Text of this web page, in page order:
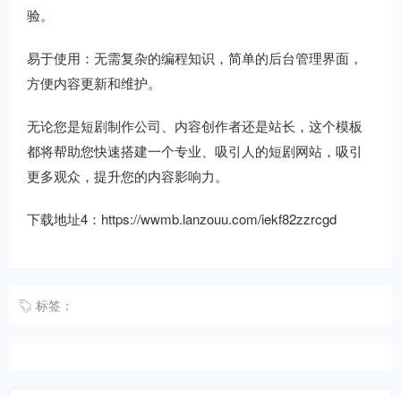
验。
易于使用：无需复杂的编程知识，简单的后台管理界面，
方便内容更新和维护。
无论您是短剧制作公司、内容创作者还是站长，这个模板
都将帮助您快速搭建一个专业、吸引人的短剧网站，吸引
更多观众，提升您的内容影响力。
下载地址4： https://wwmb.lanzouu.com/iekf82zzrcgd
标签：